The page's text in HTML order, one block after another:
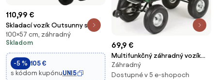
110,99 €
Skladací vozík Outsunny s
chladičom, plážový vozík s
predlžovacou rukoväťou,
záhradný vozík s nosnosťou do
100 kg, Oxford, tmavo šedý |
Aosom
100×57 cm, záhradný
Skladom
-5 % 105 €
s kódom kupónuUNI5
69,9 €
Multifunkčný záhradný vozík
3v1 zelený
Záhradný
Dostupné v 5 e-shopoch